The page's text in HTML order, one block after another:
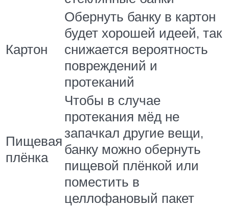
Картон
Обернуть банку в картон
будет хорошей идеей, так
снижается вероятность
повреждений и
протеканий
Пищевая
плёнка
Чтобы в случае
протекания мёд не
запачкал другие вещи,
банку можно обернуть
пищевой плёнкой или
поместить в
целлофановый пакет